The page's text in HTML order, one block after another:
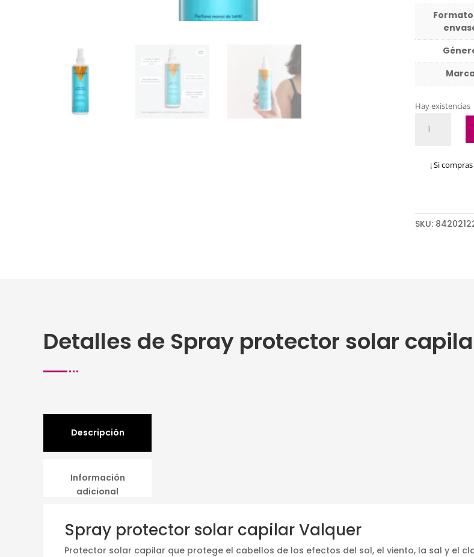
Hay existencias
protector
capilar
¡ Si
SKU:
Detalles de Spray protector solar
Descripción
Información
adicional
Spray protector solar capilar Valquer
Protector solar capilar que protege el cabellos de los efectos del sol, el viento, la sal y el